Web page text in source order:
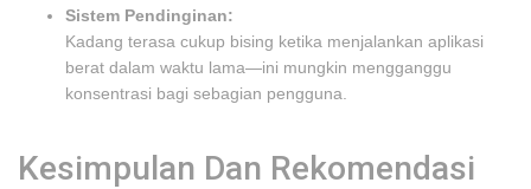
Sistem Pendinginan:
Kadang terasa cukup bising ketika menjalankan aplikasi
berat dalam waktu lama—ini mungkin mengganggu
konsentrasi bagi sebagian pengguna.
Kesimpulan Dan Rekomendasi